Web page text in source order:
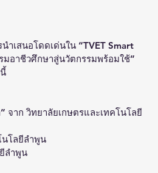
เสนอโดดเด่นใน “TVET Smart
อาชีวศึกษาสู่นวัตกรรมพร้อมใช้”
จาก วิทยาลัยเกษตรและเทคโนโลยี
นโลยีลำพูน
ลำพูน